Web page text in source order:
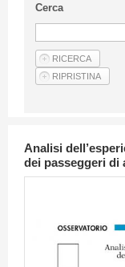
Privacy Policy
Articoli
Cerca
Analisi
dei passeggeri di